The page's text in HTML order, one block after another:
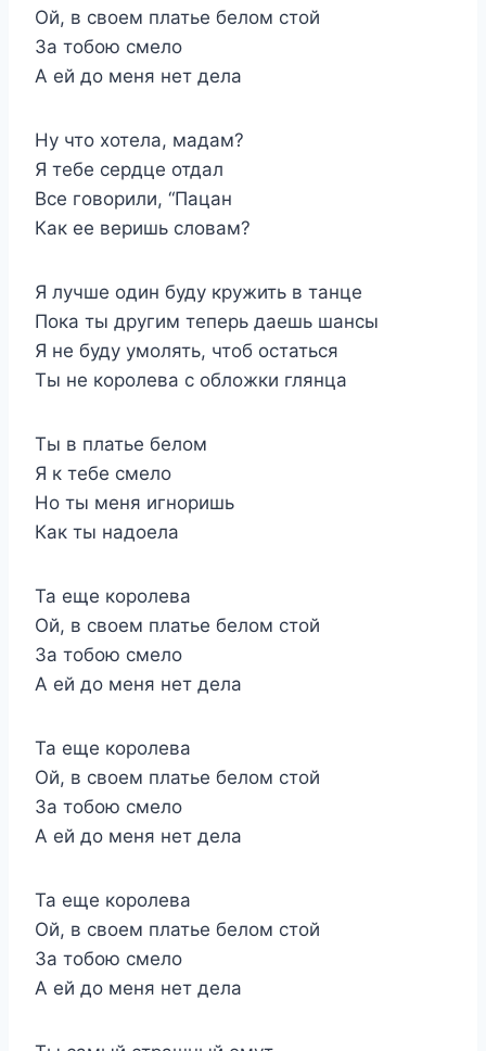
Ой, в своем платье белом стой
За тобою смело
А ей до меня нет дела
Ну что хотела, мадам?
Я тебе сердце отдал
Все говорили, “Пацан
Как ее веришь словам?
Я лучше один буду кружить в танце
Пока ты другим теперь даешь шансы
Я не буду умолять, чтоб остаться
Ты не королева с обложки глянца
Ты в платье белом
Я к тебе смело
Но ты меня игноришь
Как ты надоела
Та еще королева
Ой, в своем платье белом стой
За тобою смело
А ей до меня нет дела
Та еще королева
Ой, в своем платье белом стой
За тобою смело
А ей до меня нет дела
Та еще королева
Ой, в своем платье белом стой
За тобою смело
А ей до меня нет дела